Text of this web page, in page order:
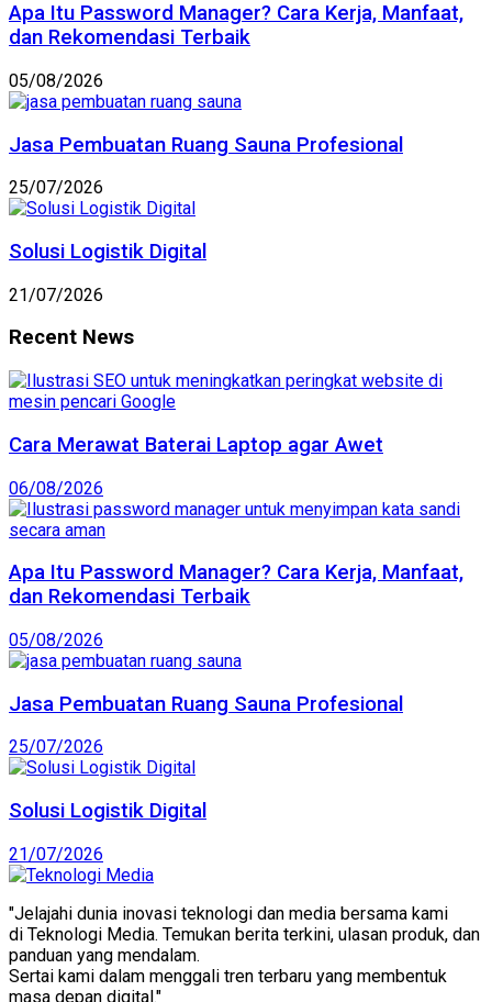
Apa Itu Password Manager? Cara Kerja, Manfaat,
dan Rekomendasi Terbaik
05/08/2026
Jasa Pembuatan Ruang Sauna Profesional
25/07/2026
Solusi Logistik Digital
21/07/2026
Recent News
Cara Merawat Baterai Laptop agar Awet
06/08/2026
Apa Itu Password Manager? Cara Kerja, Manfaat,
dan Rekomendasi Terbaik
05/08/2026
Jasa Pembuatan Ruang Sauna Profesional
25/07/2026
Solusi Logistik Digital
21/07/2026
"Jelajahi dunia inovasi teknologi dan media bersama kami
di Teknologi Media. Temukan berita terkini, ulasan produk, dan
panduan yang mendalam.
Sertai kami dalam menggali tren terbaru yang membentuk
masa depan digital."